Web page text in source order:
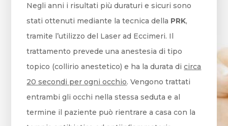
Negli anni i risultati più duraturi e sicuri sono
stati ottenuti mediante la tecnica della PRK,
tramite l’utilizzo del Laser ad Eccimeri. Il
trattamento prevede una anestesia di tipo
topico (collirio anestetico) e ha la durata dicirca
20 secondi per ogni occhio. Vengono trattati
entrambi gli occhi nella stessa seduta e al
termine il paziente può rientrare a casa con la